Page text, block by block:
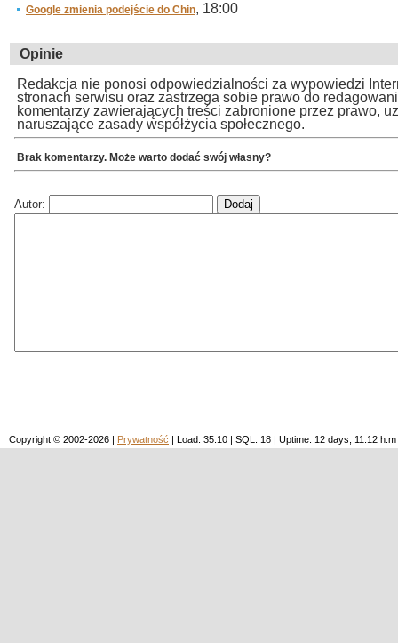
Google zmienia podejście do Chin, 18:00
Opinie
Redakcja nie ponosi odpowiedzialności za wypowiedzi
stronach serwisu oraz zastrzega sobie prawo do
komentarzy zawierających treści zabronione przez prawo,
naruszające zasady współżycia społecznego.
Brak komentarzy. Może warto dodać swój własny?
Autor:
Copyright © 2002-2026 | Prywatność | Load: 35.10 | SQL: 18 | Uptime: 12 days, 11:12